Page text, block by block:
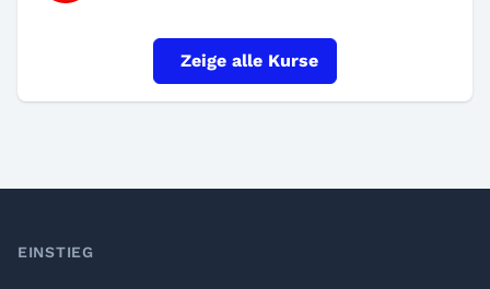
Zeige alle Kurse
Footer
EINSTIEG